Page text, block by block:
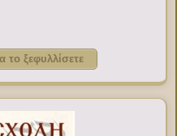
το ξεφυλλίσετε